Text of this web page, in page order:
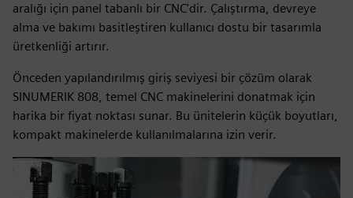
aralığı için panel tabanlı bir CNC'dir. Çalıştırma, devreye
alma ve bakımı basitleştiren kullanıcı dostu bir tasarımla
üretkenliği artırır.
Önceden yapılandırılmış giriş seviyesi bir çözüm olarak
SINUMERIK 808, temel CNC makinelerini donatmak için
harika bir fiyat noktası sunar. Bu ünitelerin küçük boyutları,
kompakt makinelerde kullanılmalarına izin verir.